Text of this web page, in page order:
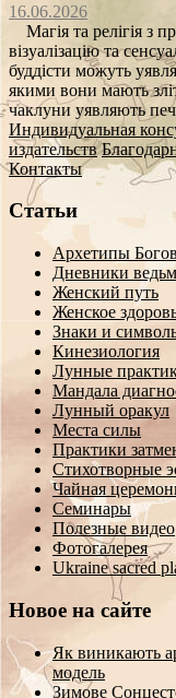
16.06.2026
Магія та релігія з
візуалізацію та
буддісти можуть
якими вони мають
чаклуни уявляють
Индивидуальная
издательств
Контакты
Статьи
Архетипы
Дневники
Женский путь
Женское
Знаки и
Кинезиология
Лунные
Мандала
Лунный оракул
Места силы
Практики
Стихотворные
Чайная
Семинары
Полезные видео
Фотогалерея
Ukraine sacred
Новое на сайте
Як виникають
модель
Зимове